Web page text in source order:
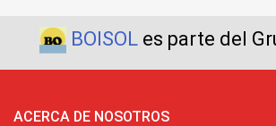
BOISOLes parte del
ACERCA DE NOSOTROS